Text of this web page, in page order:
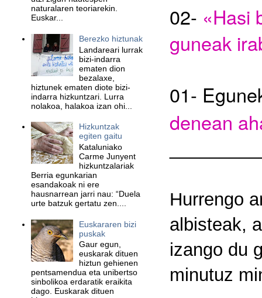
02- «Hasi
guneak
01-
denean
Hurrengo
albisteak,
izango du
minutuz
naturalaren teoriarekin.
Euskar...
Berezko hiztunak
Landareari lurrak
bizi-indarra
ematen dion
bezalaxe,
hiztunek ematen diote bizi-
indarra hizkuntzari. Lurra
nolakoa, halakoa izan ohi...
Hizkuntzak
egiten gaitu
Kataluniako
Carme Junyent
hizkuntzalariak
Berria egunkarian
esandakoak ni ere
hausnarrean jarri nau: “Duela
urte batzuk gertatu zen....
Euskararen bizi
puskak
Gaur egun,
euskarak dituen
hiztun gehienen
pentsamendua eta unibertso
sinbolikoa erdaratik eraikita
dago. Euskarak dituen